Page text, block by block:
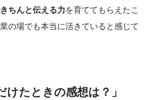
ちんと伝える力を育ててもらえたこ
の場でも本当に活きていると感じて
けたときの感想は？」